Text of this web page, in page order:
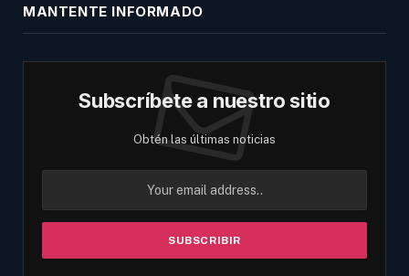
MANTENTE INFORMADO
Subscríbete a nuestro sitio
Obtén las últimas noticias